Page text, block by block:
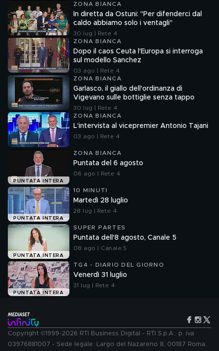
ZONA BIANCA
In diretta da Ostuni: "Per difenderci dal
caldo abbiamo solo i ventagli"
30 lug | Rete 4
ZONA BIANCA
Dopo il caos Ceuta l'Europa si interroga
sul modello Sanchez
03 ago | Rete 4
ZONA BIANCA
Garlasco, il giallo dell'ordinanza di
Vigevano sulle bottiglie senza tappo
30 lug | Rete 4
ZONA BIANCA
L'intervista al vicepremier Antonio Tajani
03 ago | Rete 4
PUNTATA INTERA
ZONA BIANCA
Puntata del 6 agosto
06 ago | Rete 4
PUNTATA INTERA
10 MINUTI
Martedì 28 luglio
28 lug | Rete 4
PUNTATA INTERA
SUPER PARTES
Puntata dell'8 agosto, Canale 5
08 ago | Canale 5
PUNTATA INTERA
TG4 - DIARIO DEL GIORNO
Venerdì 31 luglio
31 lug | Rete 4
Copyright ©1999-2026 RTI Business Digital - RTI S.p.A.: p. iva
03976881007 - Sede legale: Largo del Nazareno 8, 00187 Roma.